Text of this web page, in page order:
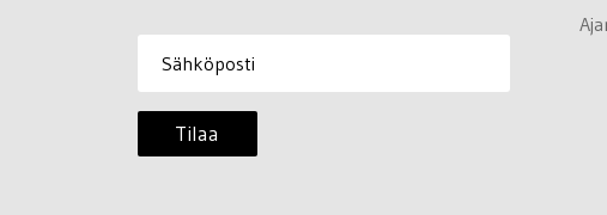
Tilaa